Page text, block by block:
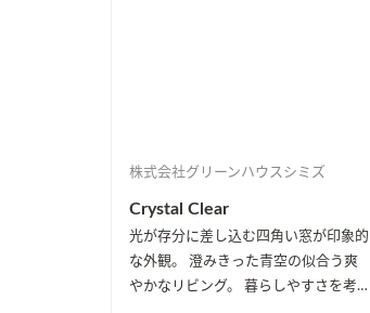
株式会社グリーンハウスシミズ
Crystal Clear
光が存分に差し込む四角い窓が印象的
な外観。 澄みきった青空の似合う爽
やかなリビング。 暮らしやすさを考